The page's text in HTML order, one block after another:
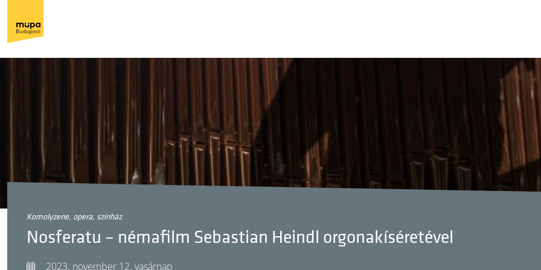
komolyzene, opera, színház
Nosferatu – némafilm Sebastian Heindl orgonakíséretével
2023. november 12. vasárnap